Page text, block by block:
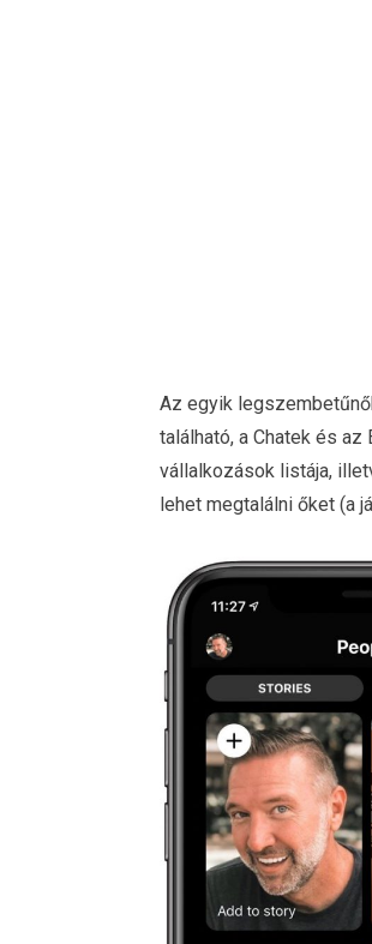
Az egyik
található, a Chatek és
vállalkozások listája,
lehet megtalálni őket (a